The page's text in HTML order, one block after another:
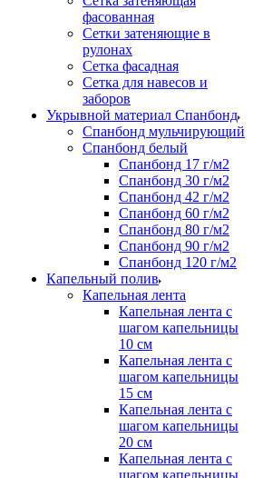
фасованная
Сетки затеняющие в
рулонах
Сетка фасадная
Сетка для навесов и
заборов
Укрывной материал Спанбонд
Спанбонд мульчирующий
Спанбонд белый
Спанбонд 17 г/м2
Спанбонд 30 г/м2
Спанбонд 42 г/м2
Спанбонд 60 г/м2
Спанбонд 80 г/м2
Спанбонд 90 г/м2
Спанбонд 120 г/м2
Капельный полив
Капельная лента
Капельная лента с
шагом капельницы
10 см
Капельная лента с
шагом капельницы
15 см
Капельная лента с
шагом капельницы
20 см
Капельная лента с
шагом капельницы